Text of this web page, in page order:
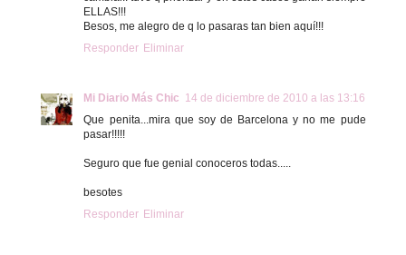
ELLAS!!!
Besos, me alegro de q lo pasaras tan bien aquí!!!
Responder Eliminar
Mi Diario Más Chic 14 de diciembre de 2010 a las 13:16
Que penita...mira que soy de Barcelona y no me pude
pasar!!!!!
Seguro que fue genial conoceros todas.....
besotes
Responder Eliminar